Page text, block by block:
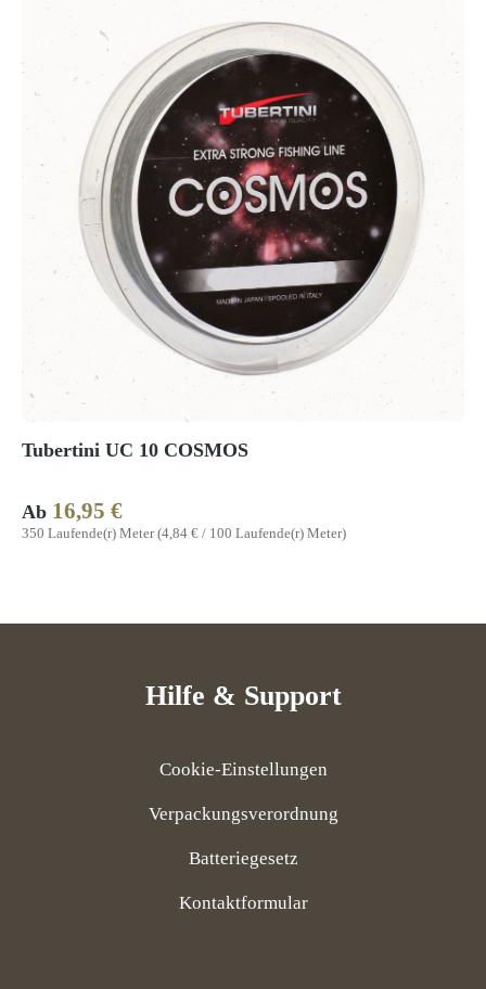
Tubertini UC 10 COSMOS
350 Laufende(r) Meter(4,84 € / 100 Laufende(r) Meter)
Regulärer Preis:
Ab 16,95 €
Hilfe & Support
Cookie-Einstellungen
Verpackungsverordnung
Batteriegesetz
Kontaktformular